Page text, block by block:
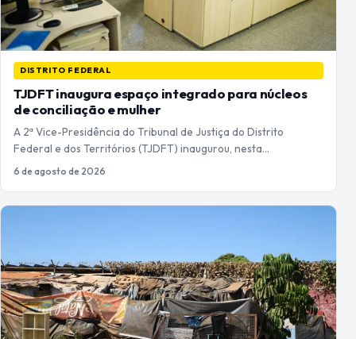
DISTRITO FEDERAL
TJDFT inaugura espaço integrado para núcleos
de conciliação e mulher
A 2ª Vice-Presidência do Tribunal de Justiça do Distrito
Federal e dos Territórios (TJDFT) inaugurou, nesta…
6 de agosto de 2026